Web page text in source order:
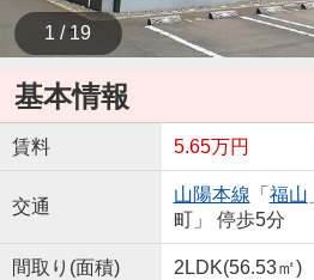
1 / 19
基本情報
賃料 5.65万円
交通
山陽本線 「 福山
町」 停歩5分
間取り(面積) 2LDK(56.53㎡)